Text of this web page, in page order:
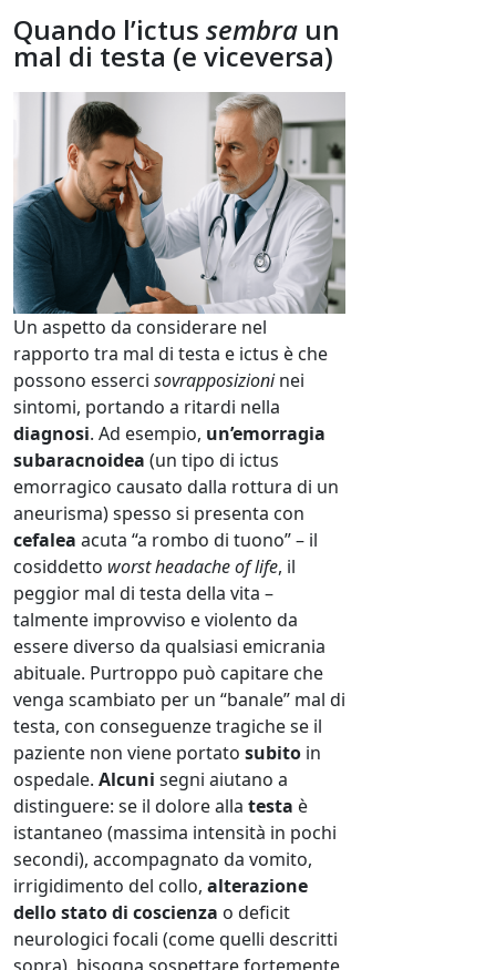
Quando l’ictus sembra un
mal di testa (e viceversa)
Un aspetto da considerare nel
rapporto tra mal di testa e ictus è che
possono esserci sovrapposizioninei
sintomi, portando a ritardi nella
diagnosi. Ad esempio, un’emorragia
subaracnoidea (un tipo di ictus
emorragico causato dalla rottura di un
aneurisma) spesso si presenta con
cefalea acuta “a rombo di tuono” – il
cosiddetto worst headache of life, il
peggior mal di testa della vita –
talmente improvviso e violento da
essere diverso da qualsiasi emicrania
abituale. Purtroppo può capitare che
venga scambiato per un “banale” mal di
testa, con conseguenze tragiche se il
paziente non viene portato subito in
ospedale. Alcuni segni aiutano a
distinguere: se il dolore alla testa è
istantaneo (massima intensità in pochi
secondi), accompagnato da vomito,
irrigidimento del collo, alterazione
dello stato di coscienza o deficit
neurologici focali (come quelli descritti